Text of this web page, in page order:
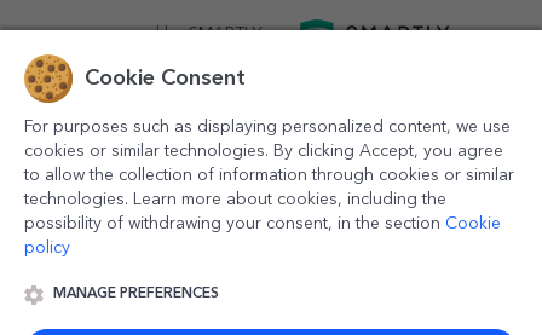
powered bySMARTLY.ro
© 2016-2026 StarGift
Cookie Consent
For purposes such as displaying personalized content, we use
cookies or similar technologies. By clicking Accept, you agree
to allow the collection of information through cookies or similar
technologies. Learn more about cookies, including the
possibility of withdrawing your consent, in the section Cookie
policy
MANAGE PREFERENCES